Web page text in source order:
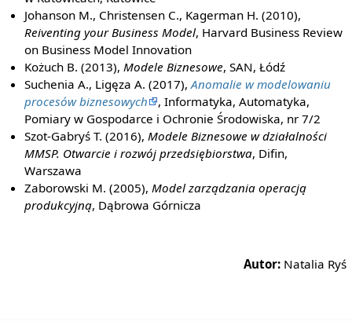
Johanson M., Christensen C., Kagerman H. (2010),
Reiventing your Business Model, Harvard Business Review
on Business Model Innovation
Kożuch B. (2013),Modele Biznesowe, SAN, Łódź
Suchenia A., Ligęza A. (2017),Anomalie w modelowaniu
procesów biznesowych
, Informatyka, Automatyka,
Pomiary w Gospodarce i Ochronie Środowiska, nr 7/2
Szot-Gabryś T. (2016),Modele Biznesowe w działalności
MMSP. Otwarcie i rozwój przedsiębiorstwa, Difin,
Warszawa
Zaborowski M. (2005),Model zarządzania operacją
produkcyjną, Dąbrowa Górnicza
Autor: Natalia Ryś